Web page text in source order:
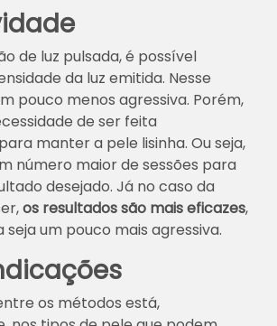
de luz pulsada, é possível
da luz emitida. Nesse
pouco menos agressiva. Porém,
de ser feita
manter a pele lisinha. Ou seja,
número maior de sessões para
desejado. Já no caso da
os resultados são mais eficazes,
seja um pouco mais agressiva.
os métodos está,